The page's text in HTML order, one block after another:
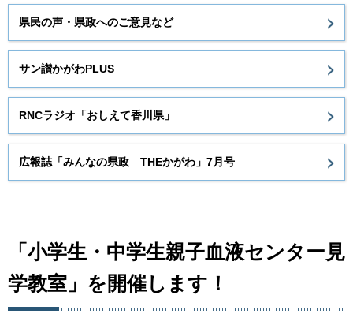
県民の声・県政へのご意見など
サン讃かがわPLUS
RNCラジオ「おしえて香川県」
広報誌「みんなの県政 THEかがわ」7月号
「小学生・中学生親子血液センター見
学教室」を開催します！